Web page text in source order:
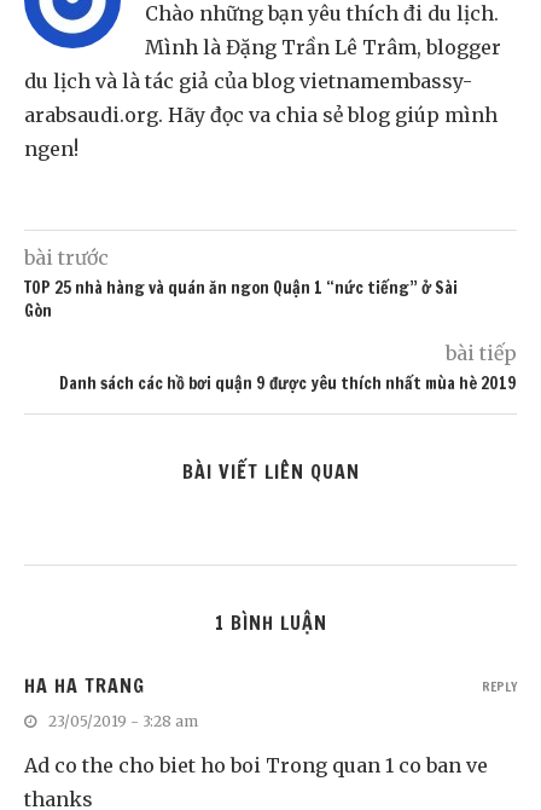
Chào những bạn yêu thích đi du lịch.
Mình là Đặng Trần Lê Trâm, blogger
du lịch và là tác giả của blog vietnamembassy-
arabsaudi.org. Hãy đọc va chia sẻ blog giúp mình
ngen!
bài trước
TOP 25 nhà hàng và quán ăn ngon Quận 1 “nức tiếng” ở Sài
Gòn
bài tiếp
Danh sách các hồ bơi quận 9 được yêu thích nhất mùa hè 2019
BÀI VIẾT LIÊN QUAN
1 BÌNH LUẬN
HA HA TRANG
23/05/2019 - 3:28 am
Ad co the cho biet ho boi Trong quan 1 co ban ve
thanks
REPLY